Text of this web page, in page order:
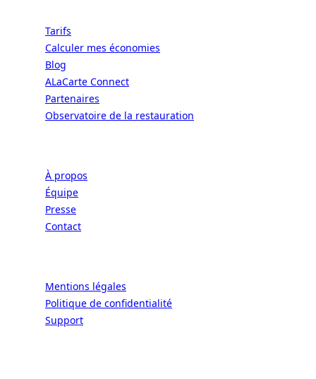
Tarifs
Calculer mes économies
Blog
ALaCarte Connect
Partenaires
Observatoire de la restauration
À propos
Équipe
Presse
Contact
Mentions légales
Politique de confidentialité
Support